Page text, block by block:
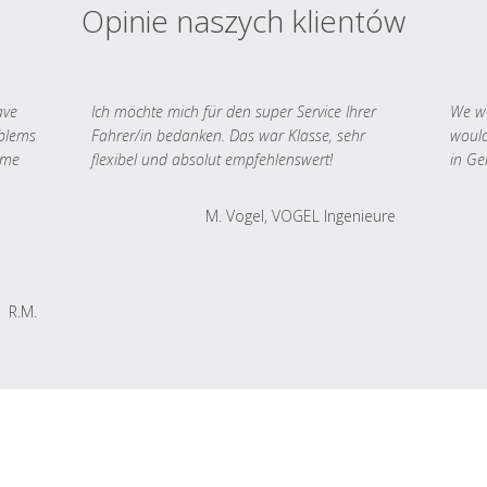
Opinie naszych klientów
R.M.
Ich möchte mich für den super Service Ihrer
Fahrer/in bedanken. Das war Klasse, sehr
flexibel und absolut empfehlenswert!
M. Vogel, VOGEL Ingenieure
We
in